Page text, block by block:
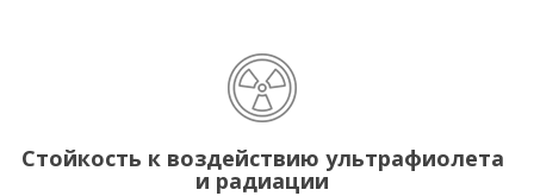
Стойкость к воздействию ультрафиолета
и радиации